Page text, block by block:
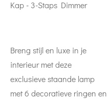
Kap - 3-Staps Dimmer
Breng stijl en luxe in je
interieur met deze
exclusieve staande lamp
met 6 decoratieve ringen en